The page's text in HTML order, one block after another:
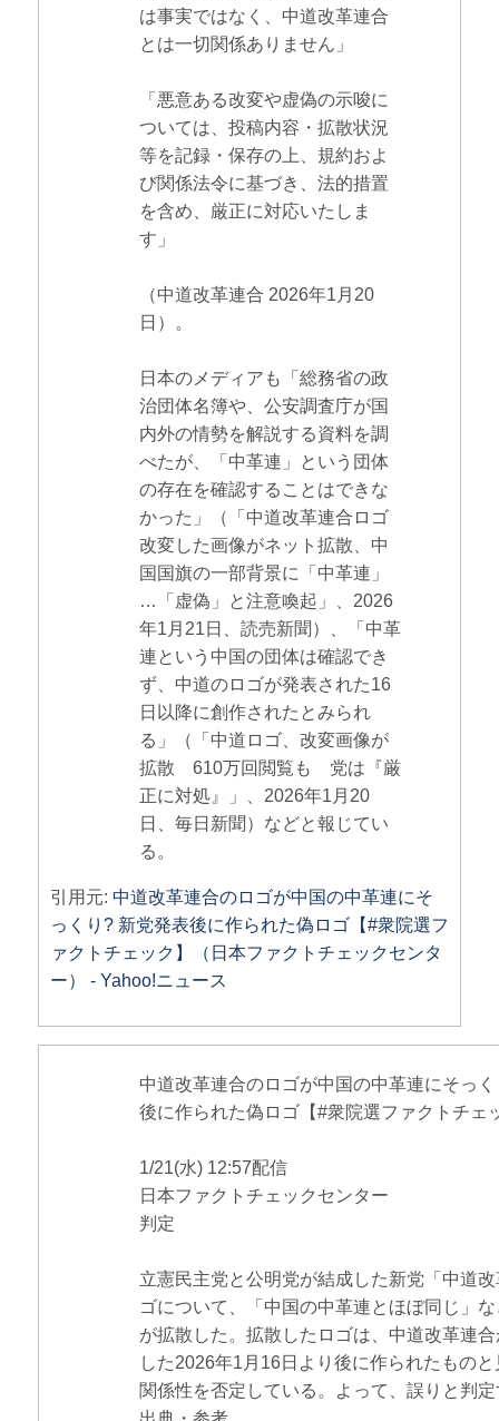
は事実ではなく、中道改革連合
とは一切関係ありません」
「悪意ある改変や虚偽の示唆に
ついては、投稿内容・拡散状況
等を記録・保存の上、規約およ
び関係法令に基づき、法的措置
を含め、厳正に対応いたしま
す」
（中道改革連合 2026年1月20
日）。
日本のメディアも「総務省の政
治団体名簿や、公安調査庁が国
内外の情勢を解説する資料を調
べたが、「中革連」という団体
の存在を確認することはできな
かった」（「中道改革連合ロゴ
改変した画像がネット拡散、中
国国旗の一部背景に「中革連」
…「虚偽」と注意喚起」、2026
年1月21日、読売新聞）、「中革
連という中国の団体は確認でき
ず、中道のロゴが発表された16
日以降に創作されたとみられ
る」（「中道ロゴ、改変画像が
拡散 610万回閲覧も 党は『厳
正に対処』」、2026年1月20
日、毎日新聞）などと報じてい
る。
引用元: 中道改革連合のロゴが中国の中革連にそ
っくり? 新党発表後に作られた偽ロゴ【#衆院選フ
ァクトチェック】（日本ファクトチェックセンタ
ー） - Yahoo!ニュース
中道改革連合のロゴが中国の中革連にそっ
後に作られた偽ロゴ【#衆院選ファクトチェ
1/21(水) 12:57配信
日本ファクトチェックセンター
判定
立憲民主党と公明党が結成した新党「中道
ゴについて、「中国の中革連とほぼ同じ」
が拡散した。拡散したロゴは、中道改革連
した2026年1月16日より後に作られたもの
関係性を否定している。よって、誤りと判